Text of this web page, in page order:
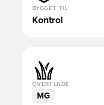
BYGGET TIL
Kontrol
OVERFLADE
MG